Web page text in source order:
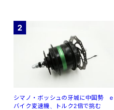
2
シマノ・ボッシュの牙城に中国勢 e
バイク変速機、トルク2倍で挑む